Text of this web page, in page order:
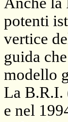
potenti
vertice
guida
modello
La B.R.I.
e nel